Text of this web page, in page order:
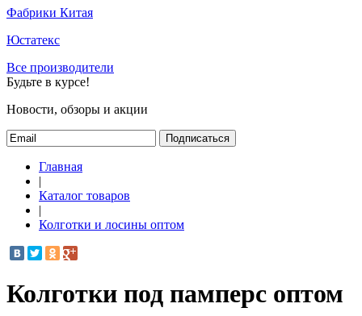
Фабрики Китая
Юстатекс
Все производители
Будьте в курсе!
Новости, обзоры и акции
Подписаться
Главная
|
Каталог товаров
|
Колготки и лосины оптом
Колготки под памперс оптом